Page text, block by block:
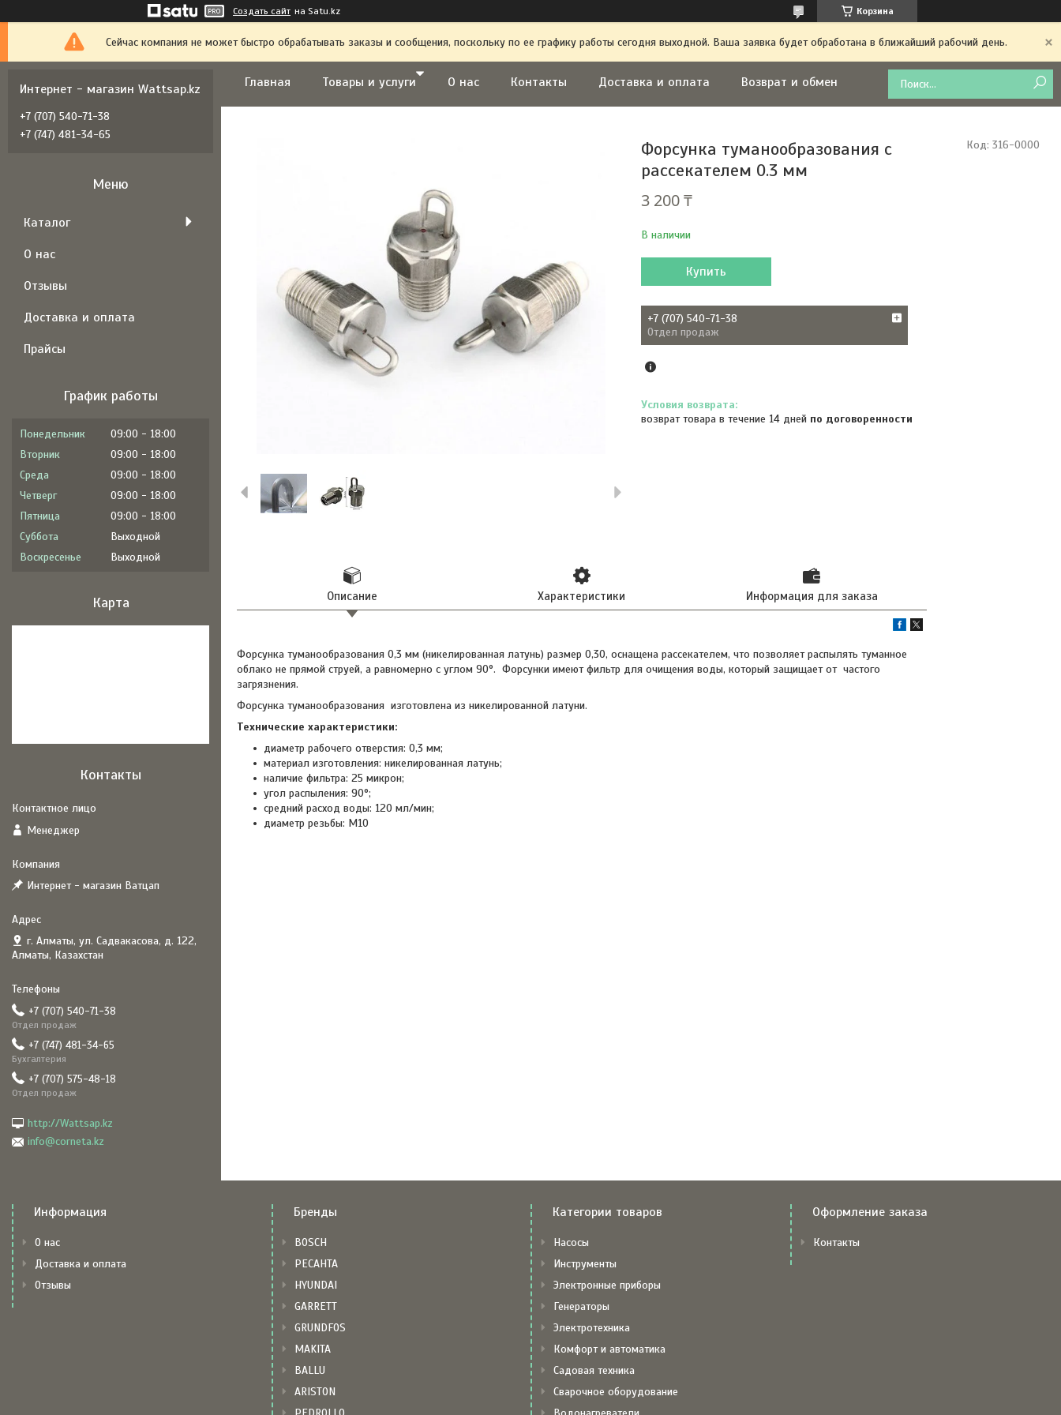
Создать сайт на Satu.kz Корзина
Сейчас компания не может быстро обрабатывать заказы и сообщения, поскольку по ее графику работы сегодня выходной. Ваша заявка будет обработана в ближайший рабочий день.
Главная Товары и услуги О нас Контакты Доставка и оплата Возврат и обмен
Форсунка туманообразования с
рассекателем 0.3 мм
3 200 ₸
В наличии
Код: 316-0000
Купить
+7 (707) 540-71-38
Отдел продаж
возврат товара в течение 14 дней по договоренности
Описание Характеристики Информация для заказа
Форсунка туманообразования 0,3 мм (никелированная латунь) размер 0,30, оснащена рассекателем, что позволяет распылять туманное
облако не прямой струей, а равномерно с углом 90°. Форсунки имеют фильтр для очищения воды, который защищает от частого
загрязнения.
Форсунка туманообразования изготовлена из никелированной латуни.
Технические характеристики:
диаметр рабочего отверстия: 0,3 мм;
материал изготовления: никелированная латунь;
наличие фильтра: 25 микрон;
угол распыления: 90°;
средний расход воды: 120 мл/мин;
диаметр резьбы: М10
Интернет - магазин Wattsap.kz
+7 (707) 540-71-38
+7 (747) 481-34-65
Каталог
О нас
Отзывы
Доставка и оплата
Прайсы
График работы
Понедельник 09:00
18:00
Вторник
09:00
18:00
Среда
09:00
18:00
Четверг
09:00
18:00
Пятница
09:00
18:00
Суббота
Выходной
Воскресенье
Выходной
Карта
Контакты
Менеджер
Интернет - магазин Ватцап
г. Алматы, ул. Садвакасова, д. 122,
Алматы, Казахстан
+7 (707) 540-71-38
Отдел продаж
+7 (747) 481-34-65
Бухгалтерия
+7 (707) 575-48-18
Отдел продаж
http://Wattsap.kz
info@corneta.kz
Информация
О нас
Доставка и оплата
Отзывы
Бренды
BOSCH
РЕСАНТА
HYUNDAI
GARRETT
GRUNDFOS
MAKITA
BALLU
ARISTON
Категории товаров
Насосы
Инструменты
Электронные приборы
Генераторы
Электротехника
Комфорт и автоматика
Садовая техника
Сварочное оборудование
Оформление заказа
Контакты